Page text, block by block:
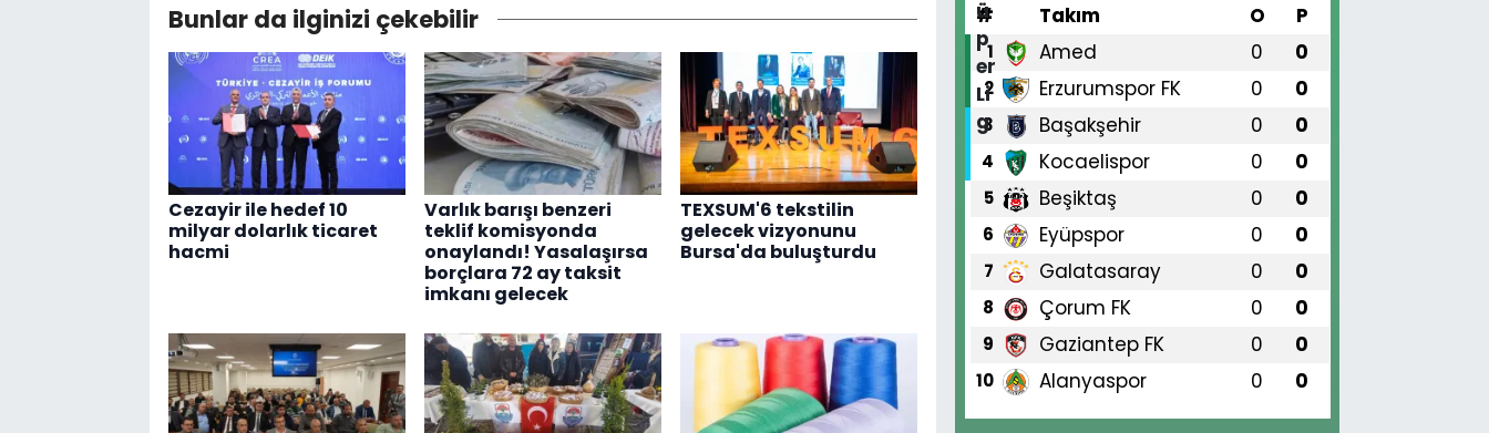
Bunlar da ilginizi çekebilir
Cezayir ile hedef 10
milyar dolarlık ticaret
hacmi
Varlık barışı benzeri
teklif komisyonda
onaylandı! Yasalaşırsa
borçlara 72 ay taksit
imkanı gelecek
TEXSUM'6 tekstilin
gelecek vizyonunu
Bursa'da buluşturdu
#
Takım O P
1 Amed 0 0
2 Erzurumspor FK 0 0
3 Başakşehir 0 0
4 Kocaelispor 0 0
5 Beşiktaş 0 0
6 Eyüpspor 0 0
7 Galatasaray 0 0
8 Çorum FK 0 0
9 Gaziantep FK 0 0
10 Alanyaspor 0 0